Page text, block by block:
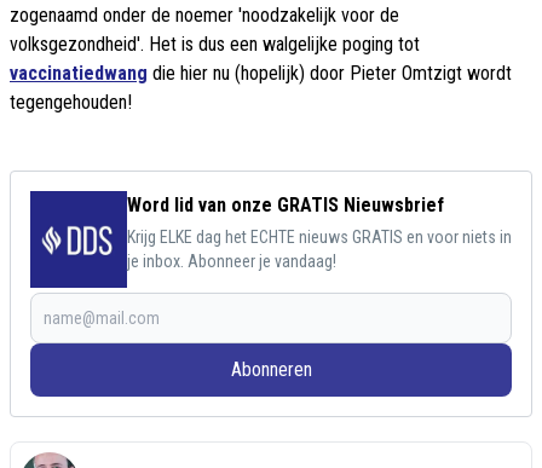
zogenaamd onder de noemer 'noodzakelijk voor de
volksgezondheid'. Het is dus een walgelijke poging tot
vaccinatiedwang die hier nu (hopelijk) door Pieter Omtzigt wordt
tegengehouden!
Word lid van onze GRATIS Nieuwsbrief
Krijg ELKE dag het ECHTE nieuws GRATIS en voor niets in
je inbox. Abonneer je vandaag!
Abonneren